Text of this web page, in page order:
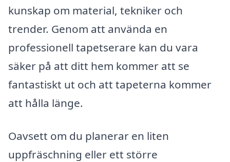
kunskap om material, tekniker och
trender. Genom att använda en
professionell tapetserare kan du vara
säker på att ditt hem kommer att se
fantastiskt ut och att tapeterna kommer
att hålla länge.
Oavsett om du planerar en liten
uppfräschning eller ett större